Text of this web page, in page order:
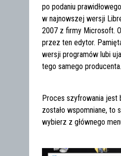
po podaniu
w najnowszej wersji
2007 z firmy Microsoft.
przez ten edytor.
wersji programów lubi
tego samego producenta.
Proces szyfrowania jest
zostało wspomniane, to
wybierz z głównego